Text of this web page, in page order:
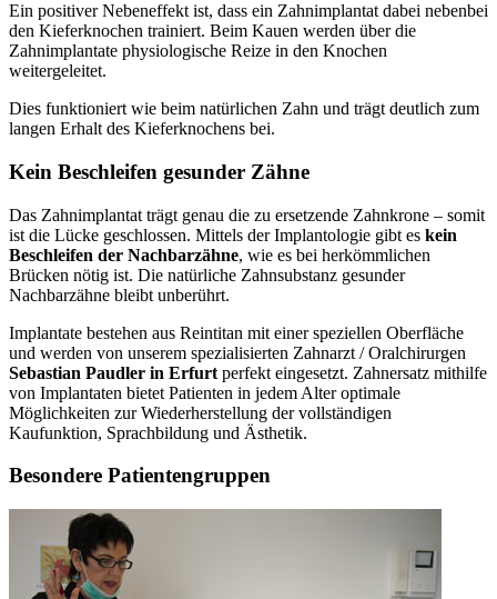
Ein positiver Nebeneffekt ist, dass ein Zahnimplantat dabei nebenbei
den Kieferknochen trainiert. Beim Kauen werden über die
Zahnimplantate physiologische Reize in den Knochen
weitergeleitet.
Dies funktioniert wie beim natürlichen Zahn und trägt deutlich zum
langen Erhalt des Kieferknochens bei.
Kein Beschleifen gesunder Zähne
Das Zahnimplantat trägt genau die zu ersetzende Zahnkrone – somit
ist die Lücke geschlossen. Mittels der Implantologie gibt es kein
Beschleifen der Nachbarzähne, wie es bei herkömmlichen
Brücken nötig ist. Die natürliche Zahnsubstanz gesunder
Nachbarzähne bleibt unberührt.
Implantate bestehen aus Reintitan mit einer speziellen Oberfläche
und werden von unserem spezialisierten Zahnarzt / Oralchirurgen
Sebastian Paudler in Erfurt perfekt eingesetzt. Zahnersatz mithilfe
von Implantaten bietet Patienten in jedem Alter optimale
Möglichkeiten zur Wiederherstellung der vollständigen
Kaufunktion, Sprachbildung und Ästhetik.
Besondere Patientengruppen